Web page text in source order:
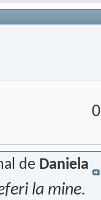
de Daniela
la mine.